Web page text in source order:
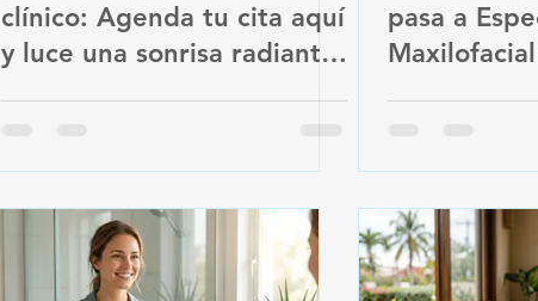
clínico: Agenda tu cita aquí
y luce una sonrisa radiante
pasa a